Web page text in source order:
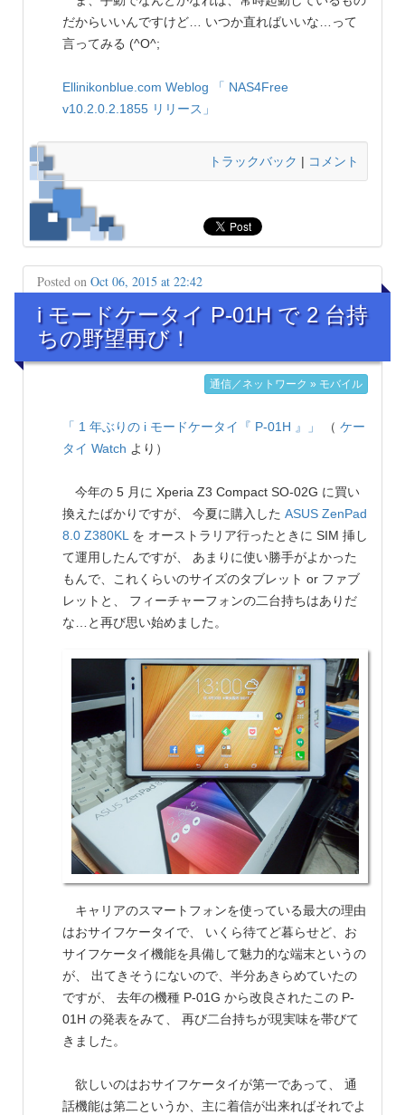
だからいいんですけど… いつか直ればいいな…って
言ってみる (^O^;
Ellinikonblue.com Weblog
「 NAS4Free
v10.2.0.2.1855 リリース」
トラックバック | コメント
Posted on Oct 06, 2015 at 22:42
i モードケータイ P-01H で 2 台持
ちの野望再び！
通信／ネットワーク » モバイル
「 1 年ぶりの i モードケータイ『 P-01H 』」 （ ケー
タイ Watch より）
今年の 5 月に Xperia Z3 Compact SO-02G に買い
換えたばかりですが、 今夏に購入した ASUS ZenPad
8.0 Z380KL を オーストラリア行ったときに SIM 挿し
て運用したんですが、 あまりに使い勝手がよかった
もんで、これくらいのサイズのタブレット or ファブ
レットと、 フィーチャーフォンの二台持ちはありだ
な…と再び思い始めました。
キャリアのスマートフォンを使っている最大の理由
はおサイフケータイで、 いくら待てど暮らせど、お
サイフケータイ機能を具備して魅力的な端末というの
が、 出てきそうにないので、半分あきらめていたの
ですが、 去年の機種 P-01G から改良されたこの P-
01H の発表をみて、 再び二台持ちが現実味を帯びて
きました。
欲しいのはおサイフケータイが第一であって、 通
話機能は第二というか、主に着信が出来ればそれでよ